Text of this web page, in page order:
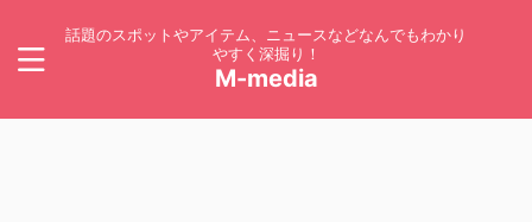
話題のスポットやアイテム、ニュースなどなんでもわかり
やすく深掘り！
M-media